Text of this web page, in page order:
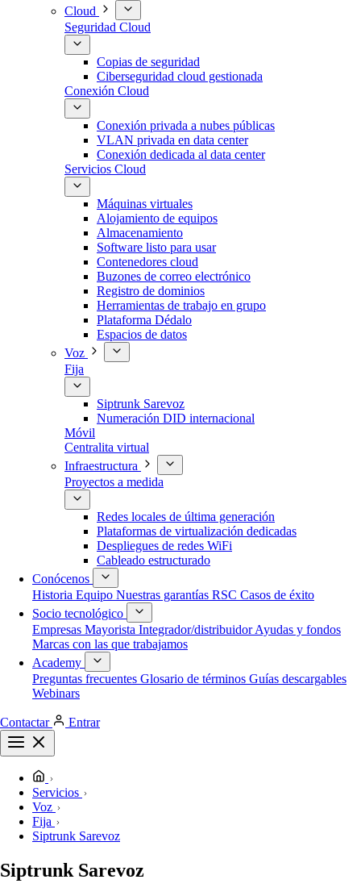
Cloud
Seguridad Cloud
Copias de seguridad
Ciberseguridad cloud gestionada
Conexión Cloud
Conexión privada a nubes públicas
VLAN privada en data center
Conexión dedicada al data center
Servicios Cloud
Máquinas virtuales
Alojamiento de equipos
Almacenamiento
Software listo para usar
Contenedores cloud
Buzones de correo electrónico
Registro de dominios
Herramientas de trabajo en grupo
Plataforma Dédalo
Espacios de datos
Voz
Fija
Siptrunk Sarevoz
Numeración DID internacional
Móvil
Centralita virtual
Infraestructura
Proyectos a medida
Redes locales de última generación
Plataformas de virtualización dedicadas
Despliegues de redes WiFi
Cableado estructurado
Conócenos
Historia Equipo Nuestras garantías RSC Casos de éxito
Socio tecnológico
Empresas Mayorista Integrador/distribuidorAyudas y fondos
Marcas con las que trabajamos
Academy
Preguntas frecuentes Glosario de términos Guías descargables
Webinars
Contactar Entrar
Servicios
Voz
Fija
Siptrunk Sarevoz
Siptrunk Sarevoz